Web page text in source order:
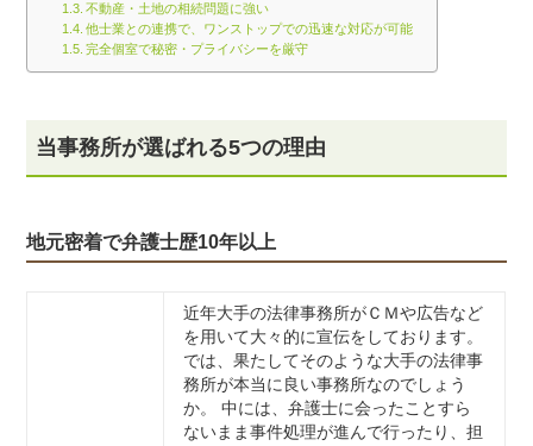
不動産・土地の相続問題に強い
他士業との連携で、ワンストップでの迅速な対応が可能
完全個室で秘密・プライバシーを厳守
当事務所が選ばれる5つの理由
地元密着で弁護士歴10年以上
近年大手の法律事務所がＣＭや広告など
を用いて大々的に宣伝をしております。
では、果たしてそのような大手の法律事
務所が本当に良い事務所なのでしょう
か。 中には、弁護士に会ったことすら
ないまま事件処理が進んで行ったり、担